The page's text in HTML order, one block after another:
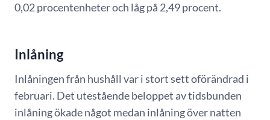
0,02 procentenheter och låg på 2,49 procent.
Inlåning
Inlåningen från hushåll var i stort sett oförändrad i
februari. Det utestående beloppet av tidsbunden
inlåning ökade något medan inlåning över natten